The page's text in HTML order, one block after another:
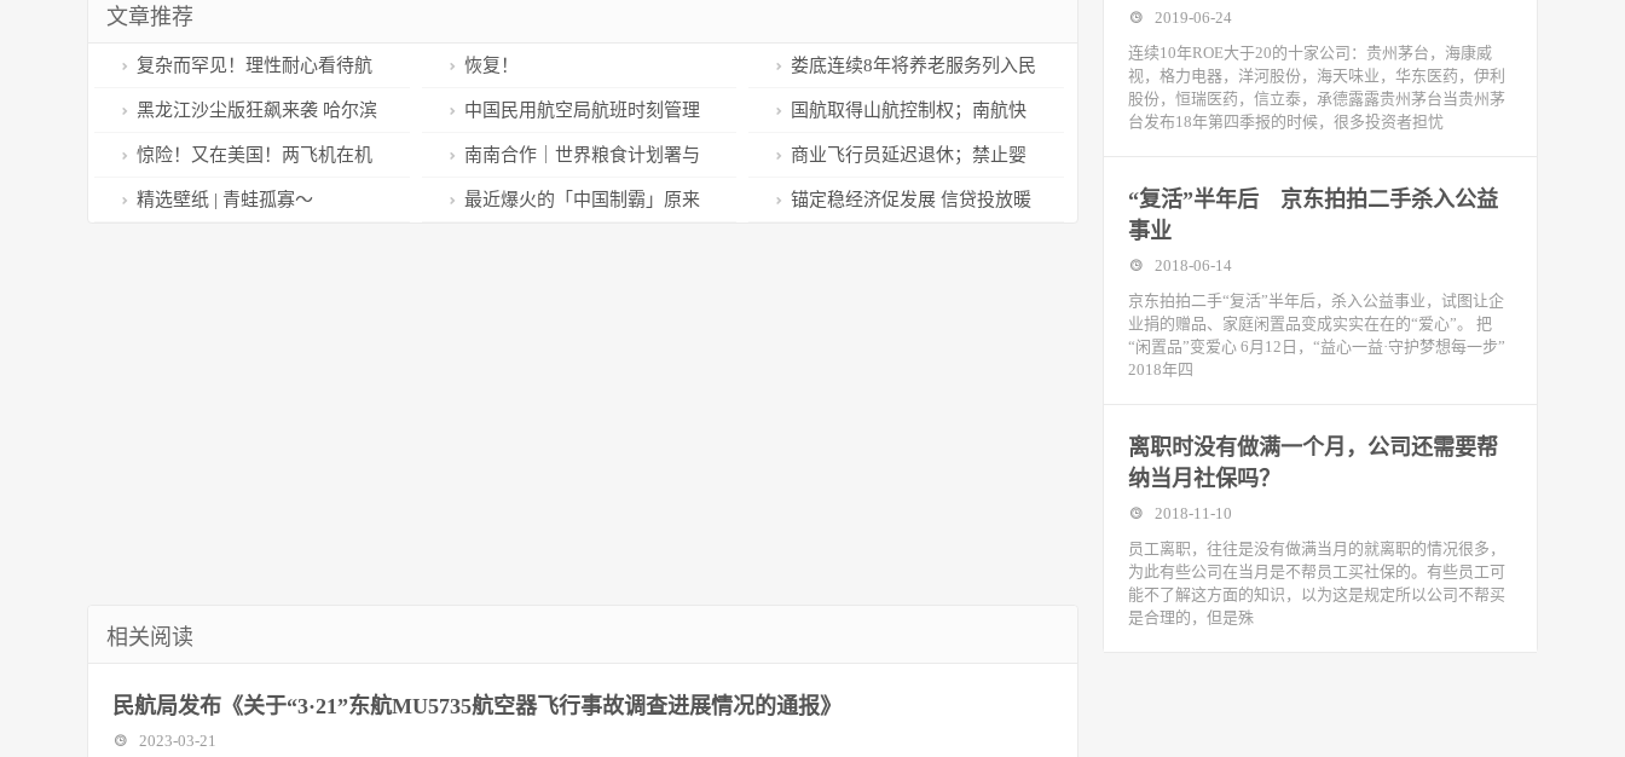
文章推荐
复杂而罕见！理性耐心看待航
空事故调查周期
恢复！ 娄底连续8年将养老服务列入民
生实事项目考核体系
黑龙江沙尘版狂飙来袭 哈尔滨
机场多个航班受影响！
中国民用航空局航班时刻管理
工作移交公告
国航取得山航控制权；南航快
乐飞3.0开售；杭州有高铁直达香
港了
惊险！又在美国！两飞机在机
场险些相撞！
南南合作｜世界粮食计划署与
国家粮食和物资储备局召开年度
商业飞行员延迟退休；禁止婴
儿“抱座膝上飞行”；汉莎将推新
精选壁纸 | 青蛙孤寡～ 最近爆火的「中国制霸」原来 锚定稳经济促发展 信贷投放暖
相关阅读
民航局发布《关于“3·21”东航MU5735航空器飞行事故调查进展情况的通报》
2023-03-21
2019-06-24
连续10年ROE大于20的十家公司：贵州茅台，海康威
视，格力电器，洋河股份，海天味业，华东医药，伊利
股份，恒瑞医药，信立泰，承德露露贵州茅台当贵州茅
台发布18年第四季报的时候，很多投资者担忧
“复活”半年后 京东拍拍二手杀入公益
事业
2018-06-14
京东拍拍二手“复活”半年后，杀入公益事业，试图让企
业捐的赠品、家庭闲置品变成实实在在的“爱心”。 把
“闲置品”变爱心 6月12日，“益心一益·守护梦想每一步”
2018年四
离职时没有做满一个月，公司还需要帮
纳当月社保吗？
2018-11-10
​员工离职，往往是没有做满当月的就离职的情况很多，
为此有些公司在当月是不帮员工买社保的。有些员工可
能不了解这方面的知识，以为这是规定所以公司不帮买
是合理的，但是殊